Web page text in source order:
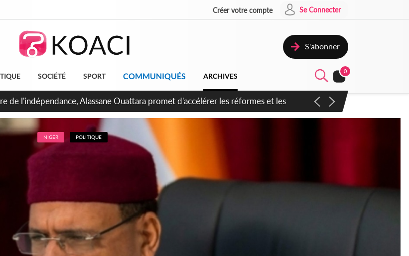
Créer votre compte Se Connecter
S'abonner
SOCIÉTÉ SPORT COMMUNIQUÉS ARCHIVES
0
Oury Bah admire le modèle ivoirien et veut s'en inspirer pour accélérer le
NIGER POLITIQUE